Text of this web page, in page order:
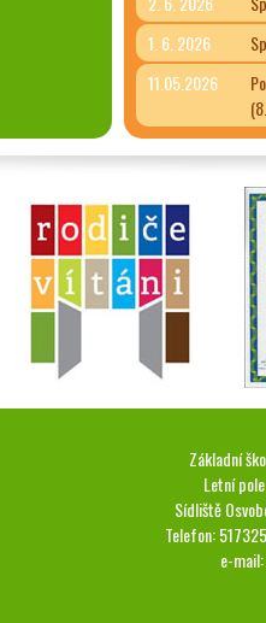
1. 6. 2026
11.05.2026
Základní
Letní
Sídliště
Telefon:
e-mail: